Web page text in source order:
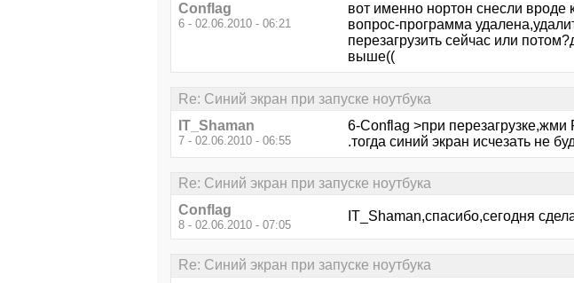
Conflag
6 - 02.06.2010 - 06:21
вот именно нортон снесли вроде
вопрос-программа
перезагрузить сейчас или
выше((
Re: Синий экран при запуске ноутбука
IT_Shaman
7 - 02.06.2010 - 06:55
6-Conflag >при перезагрузке,жми
.тогда синий экран исчезать не
Re: Синий экран при запуске ноутбука
Conflag
8 - 02.06.2010 - 07:05
IT_Shaman,спасибо,сегодня
Re: Синий экран при запуске ноутбука